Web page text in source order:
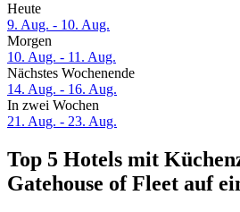
Heute
9. Aug. - 10. Aug.
Morgen
10. Aug. - 11. Aug.
Nächstes Wochenende
14. Aug. - 16. Aug.
In zwei Wochen
21. Aug. - 23. Aug.
Top 5 Hotels mit
Gatehouse of Fleet auf